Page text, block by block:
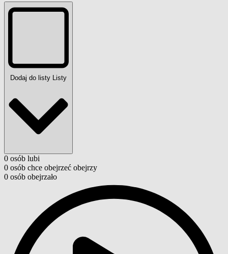
Dodaj do listy Listy
0 osób lubi
0 osób chce obejrzeć obejrzy
0 osób obejrzało